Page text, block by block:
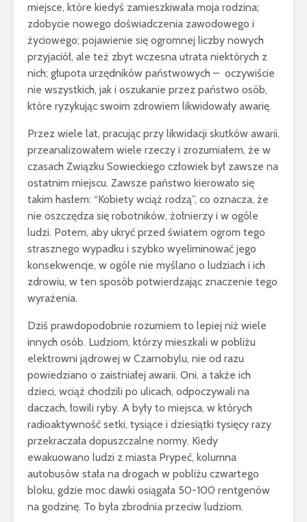
miejsce, które kiedyś zamieszkiwała moja rodzina;
zdobycie nowego doświadczenia zawodowego i
życiowego; pojawienie się ogromnej liczby nowych
przyjaciół, ale też zbyt wczesna utrata niektórych z
nich; głupota urzędników państwowych – oczywiście
nie wszystkich, jak i oszukanie przez państwo osób,
które ryzykując swoim zdrowiem likwidowały awarię.
Przez wiele lat, pracując przy likwidacji skutków awarii,
przeanalizowałem wiele rzeczy i zrozumiałem, że w
czasach Związku Sowieckiego człowiek był zawsze na
ostatnim miejscu. Zawsze państwo kierowało się
takim hasłem: “Kobiety wciąż rodzą”, co oznacza, że
nie oszczędza się robotników, żołnierzy i w ogóle
ludzi. Potem, aby ukryć przed światem ogrom tego
strasznego wypadku i szybko wyeliminować jego
konsekwencje, w ogóle nie myślano o ludziach i ich
zdrowiu, w ten sposób potwierdzając znaczenie tego
wyrażenia.
Dziś prawdopodobnie rozumiem to lepiej niż wiele
innych osób. Ludziom, którzy mieszkali w pobliżu
elektrowni jądrowej w Czarnobylu, nie od razu
powiedziano o zaistniałej awarii. Oni, a także ich
dzieci, wciąż chodzili po ulicach, odpoczywali na
daczach, łowili ryby. A były to miejsca, w których
radioaktywność setki, tysiące i dziesiątki tysięcy razy
przekraczała dopuszczalne normy. Kiedy
ewakuowano ludzi z miasta Prypeć, kolumna
autobusów stała na drogach w pobliżu czwartego
bloku, gdzie moc dawki osiągała 50-100 rentgenów
na godzinę. To była zbrodnia przeciw ludziom.